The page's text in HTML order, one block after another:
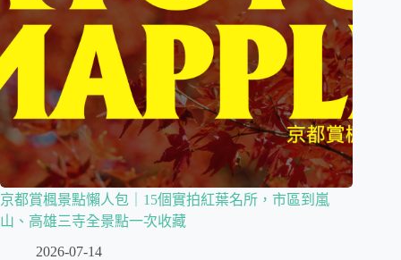
京都賞楓景點懶人包｜15個實拍紅葉名所，市區到嵐
山、高雄三寺全景點一次收藏
2026-07-14